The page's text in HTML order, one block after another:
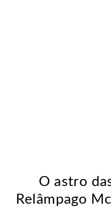
O astro
Relâmpago